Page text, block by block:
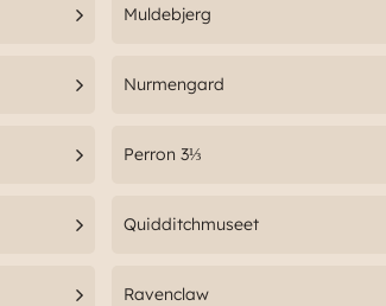
Muldebjerg
Nurmengard
Perron 3⅓
Quidditchmuseet
Ravenclaw